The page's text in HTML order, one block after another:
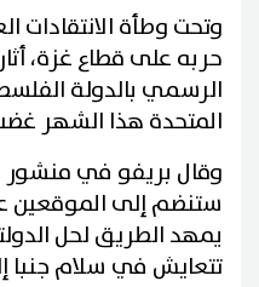
وتحت وطأة الانتقادات
حربه على قطاع غزة،
الرسمي بالدولة
المتحدة هذا الشهر
وقال بريفو في منشور
ستنضم إلى الموقعين
يمهد الطريق لحل
تتعايش في سلام جنبا